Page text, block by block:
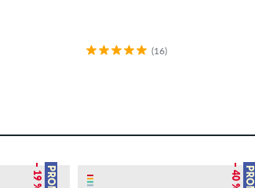
(16)
– 19 % – 40 %